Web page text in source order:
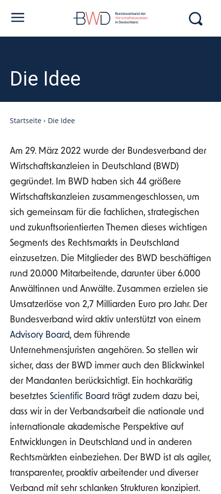
Die Idee
Startseite Die Idee
Am 29. März 2022 wurde der Bundesverband der
Wirtschaftskanzleien in Deutschland (BWD)
gegründet. Im BWD haben sich 44 größere
Wirtschaftskanzleien zusammengeschlossen, um
sich gemeinsam für die fachlichen, strategischen
und zukunftsorientierten Themen dieses wichtigen
Segments des Rechtsmarkts in Deutschland
einzusetzen. Die Mitglieder des BWD beschäftigen
rund 20.000 Mitarbeitende, darunter über 6.000
Anwältinnen und Anwälte. Zusammen erzielen sie
Umsatzerlöse von 2,7 Milliarden Euro pro Jahr. Der
Bundesverband wird aktiv unterstützt von einem
Advisory Board, dem führende
Unternehmensjuristen angehören. So stellen wir
sicher, dass der BWD immer auch den Blickwinkel
der Mandanten berücksichtigt. Ein hochkarätig
besetztes Scientific Board trägt zudem dazu bei,
dass wir in der Verbandsarbeit die nationale und
internationale akademische Perspektive auf
Entwicklungen in Deutschland und in anderen
Rechtsmärkten einbeziehen. Der BWD ist als agiler,
transparenter, proaktiv arbeitender und diverser
Verband mit sehr schlanken Strukturen konzipiert.